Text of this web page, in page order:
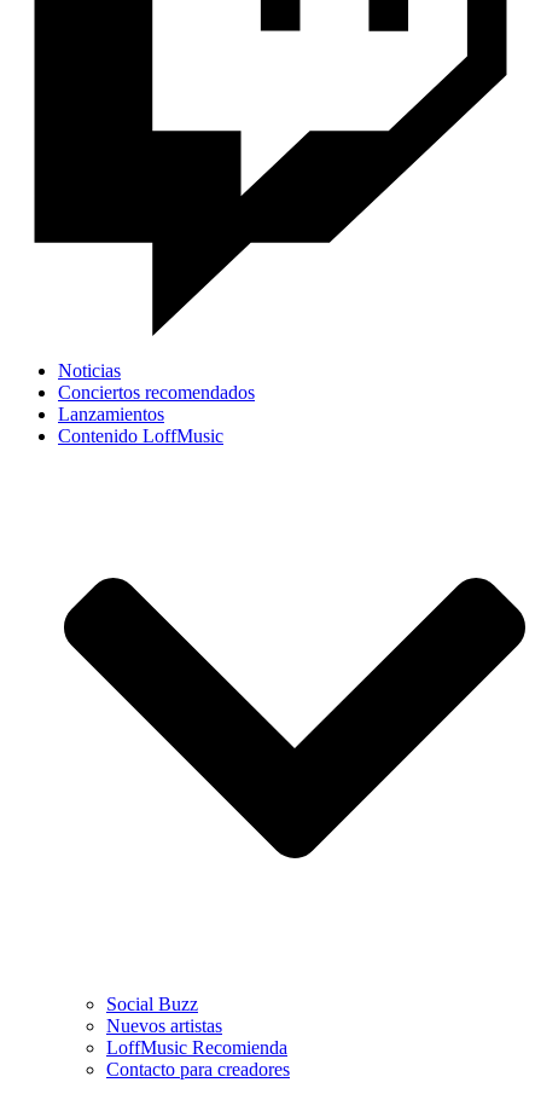
Noticias
Conciertos recomendados
Lanzamientos
Contenido LoffMusic
Social Buzz
Nuevos artistas
LoffMusic Recomienda
Contacto para creadores